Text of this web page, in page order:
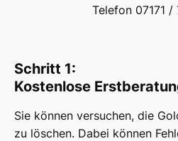
Schritt 1:
Kostenlose
Sie können versuchen, die
zu löschen. Dabei können
Telefon 07171